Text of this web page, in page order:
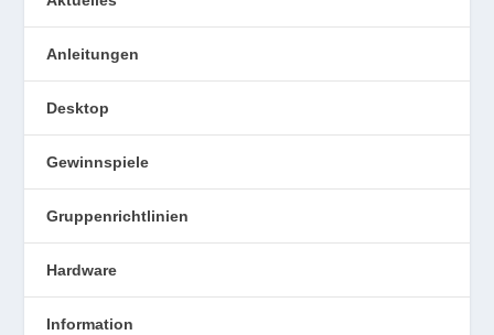
Anleitungen
Desktop
Gewinnspiele
Gruppenrichtlinien
Hardware
Information